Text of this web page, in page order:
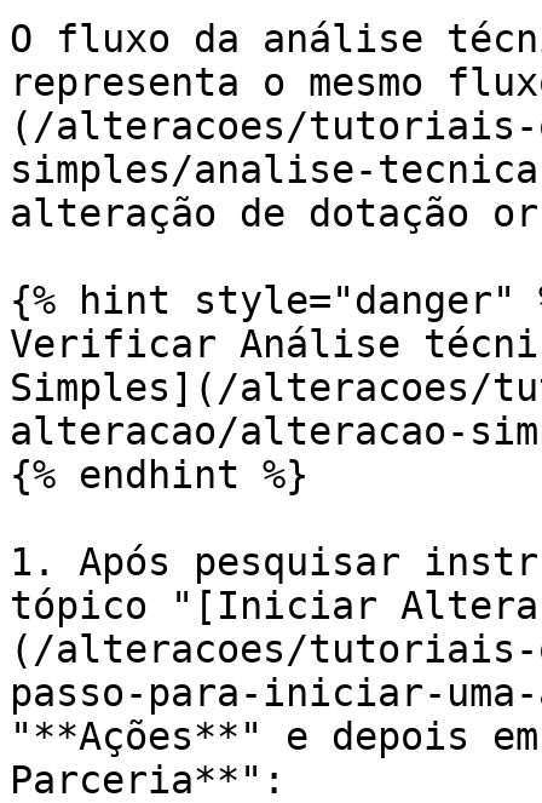
O fluxo da análise
representa o mesmo
(/alteracoes/
simples/analise-
alteração de dotação
{% hint style="danger"
Verificar Análise
Simples](/alteracoes/
alteracao/alteracao-
{% endhint %}
1. Após pesquisar
tópico "[Iniciar
(/alteracoes/
passo-para-iniciar-
"**Ações**" e depois
Parceria**":